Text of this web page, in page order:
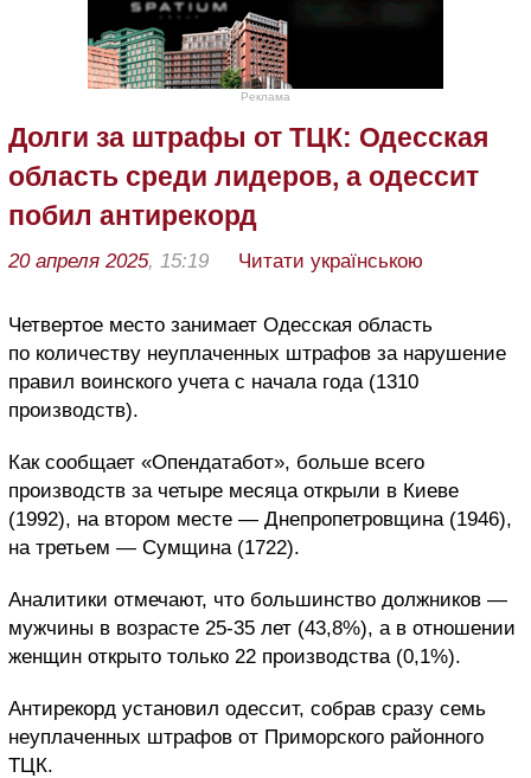
Реклама
Долги за штрафы от ТЦК: Одесская
область среди лидеров, а одессит
побил антирекорд
20 апреля 2025, 15:19 Читати українською
Четвертое место занимает Одесская область
по количеству неуплаченных штрафов за нарушение
правил воинского учета с начала года (1310
производств).
Как сообщает «Опендатабот», больше всего
производств за четыре месяца открыли в Киеве
(1992), на втором месте — Днепропетровщина (1946),
на третьем — Сумщина (1722).
Аналитики отмечают, что большинство должников —
мужчины в возрасте 25-35 лет (43,8%), а в отношении
женщин открыто только 22 производства (0,1%).
Антирекорд установил одессит, собрав сразу семь
неуплаченных штрафов от Приморского районного
ТЦК.